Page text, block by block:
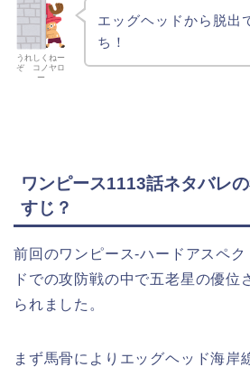
うれしくねー
ぞ コノヤロ
ー
エッグヘッドから脱出
ち！
ワンピース1113話ネタバレ
すじ？
前回のワンピース-ハードアスペ
ドでの攻防戦の中で五老星の優位
られました。
まず馬骨によりエッグヘッド海岸